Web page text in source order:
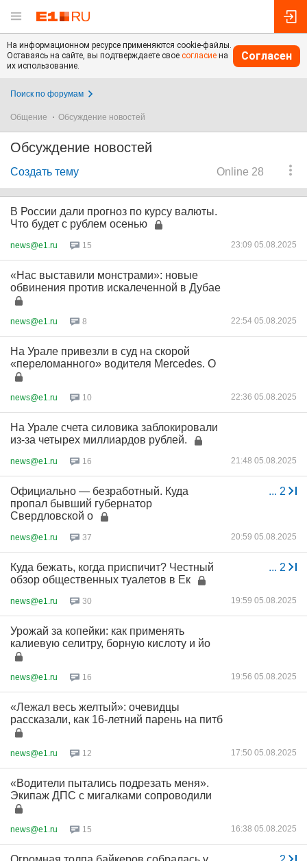
На информационном ресурсе применяются cookie-файлы.
Оставаясь на сайте, вы подтверждаете свое согласие на
их использование.
Согласен
Поиск по форумам
Общение Обсуждение новостей
Обсуждение новостей
Online 28
Создать тему
В России дали прогноз по курсу валюты.
Что будет с рублем осенью
news@e1.ru 15 23:09 05.08.2025
«Нас выставили монстрами»: новые
обвинения против искалеченной в Дубае
news@e1.ru 8 22:54 05.08.2025
На Урале привезли в суд на скорой
«переломанного» водителя Mercedes. О
news@e1.ru 10 22:36 05.08.2025
На Урале счета силовика заблокировали
из-за четырех миллиардов рублей.
news@e1.ru 16 21:48 05.08.2025
... 2
Официально — безработный. Куда
пропал бывший губернатор
Свердловской о
news@e1.ru 37 20:59 05.08.2025
... 2
Куда бежать, когда приспичит? Честный
обзор общественных туалетов в Ек
news@e1.ru 30 19:59 05.08.2025
Урожай за копейки: как применять
калиевую селитру, борную кислоту и йо
news@e1.ru 16 19:56 05.08.2025
«Лежал весь желтый»: очевидцы
рассказали, как 16-летний парень на питб
news@e1.ru 12 17:50 05.08.2025
«Водители пытались подрезать меня».
Экипаж ДПС с мигалками сопроводили
news@e1.ru 15 16:38 05.08.2025